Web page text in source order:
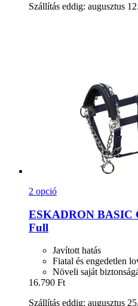
Szállítás eddig: augusztus 12.
2 opció
ESKADRON BASIC
Full
Javított hatás
Fiatal és engedetlen
Növeli saját
16.790 Ft
Szállítás eddig: augusztus 25.